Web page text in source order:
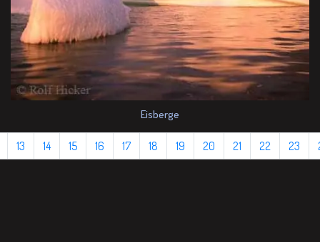
Eisberge
13 14 15 16 17 18 19 20 21 22 23